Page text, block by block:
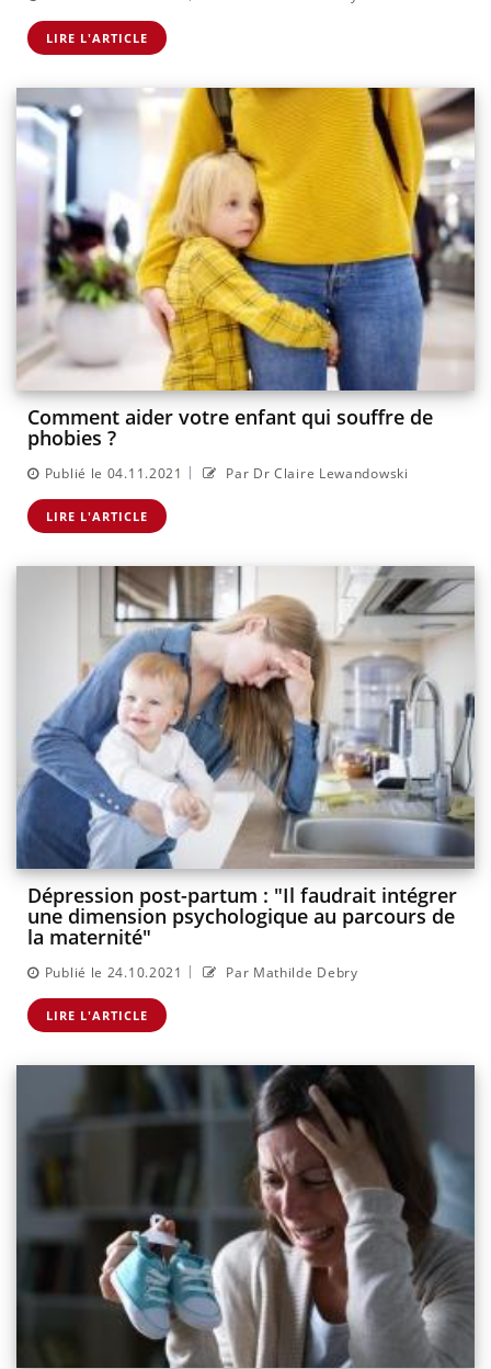
LIRE L'ARTICLE
Comment aider votre enfant qui souffre de
phobies ?
Publié le 04.11.2021 | Par Dr Claire Lewandowski
LIRE L'ARTICLE
Dépression post-partum : "Il faudrait intégrer
une dimension psychologique au parcours de
la maternité"
Publié le 24.10.2021 | Par Mathilde Debry
LIRE L'ARTICLE